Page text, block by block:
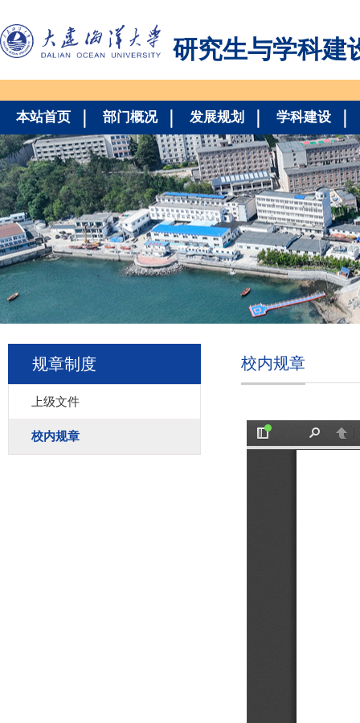
研究生与学科建
本站首页 部门概况 发展规划 学科建设
规章制度
上级文件
校内规章
校内规章